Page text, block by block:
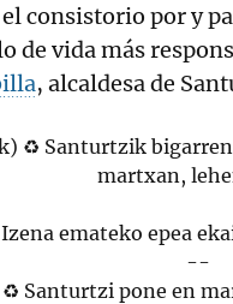
consistorio por y
de vida más
, alcaldesa de
♻️ Santurtzik
martxan,
Izena emateko epea
--
♻️ Santurtzi pone en